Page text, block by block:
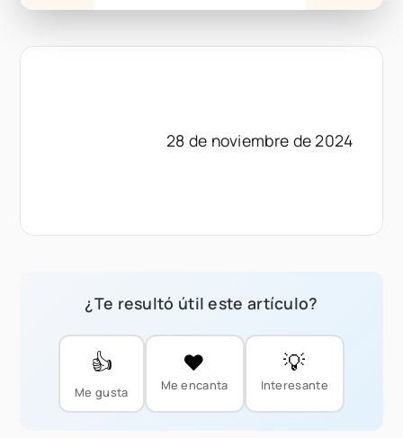
28 de noviembre de 2024
¿Te resultó útil este artículo?
👍
Me gusta
❤️
Me encanta
💡
Interesante